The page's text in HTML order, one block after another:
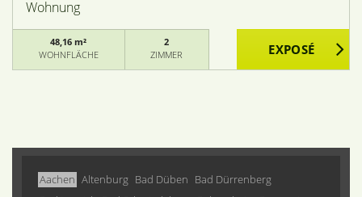
Wohnung
48,16 m²
WOHNFLÄCHE
2
ZIMMER
Aachen Altenburg Bad Düben Bad Dürrenberg